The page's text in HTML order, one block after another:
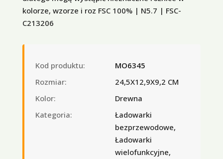
kolorze, wzorze i roz FSC 100% | N5.7 | FSC-
C213206
Kod produktu:
MO6345
Rozmiar:
24,5X12,9X9,2 CM
Kolor:
Drewna
Kategoria:
Ładowarki
bezprzewodowe,
Ładowarki
wielofunkcyjne,